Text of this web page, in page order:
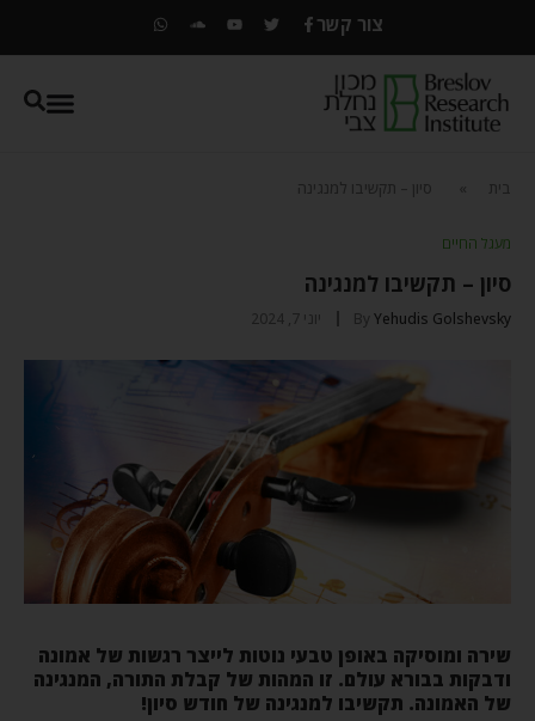
צור קשר
בית סיון – תקשיבו למנגינה
מעגל החיים
סיון – תקשיבו למנגינה
By Yehudis Golshevsky יוני 7, 2024
שירה ומוסיקה באופן טבעי נוטות לייצר רגשות של אמונה
ודבקות בבורא עולם. זו המהות של קבלת התורה, המנגינה
של האמונה. תקשיבו למנגינה של חודש סיון!